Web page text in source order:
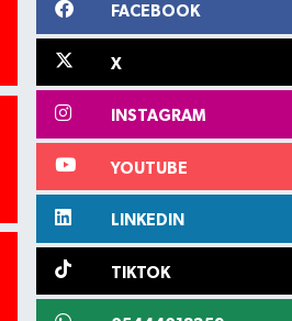
FACEBOOK
X
INSTAGRAM
YOUTUBE
LINKEDIN
TIKTOK